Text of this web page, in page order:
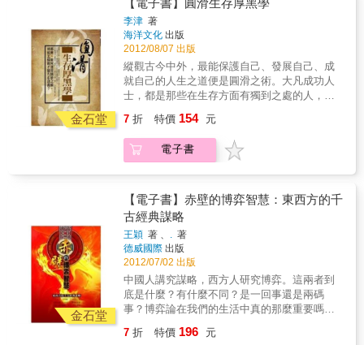
功，便必須學著靈活變通，圓滑一點，狡猾一
點，如果一味按著固有的思維和方式行事，不
講究變通，不講究方法和策略，雖然也能將事
情做好，但是所投入的時間與精力卻並非能與
最終的結果成正比。
用於日常生活的實踐中。本書不是教你詐，而
是透過歷史認知人性與社會的複雜，讓你學會
在社會中生存的博弈之道，使您能從書中高明
的破局智慧中，獲得生活和生命的指引，使自
己不至於陷入爾虞我詐社會中的騙術圈套。
金石堂
【電子書】圓滑生存厚黑學
李津 著
海洋文化 出版
2012/08/07 出版
縱觀古今中外，最能保護自己、發展自己、成
就自己的人生之道便是圓滑之術。大凡成功人
士，都是那些在生存方面有獨到之處的人，而
打敗對手要“滑”。那麼，如何運用圓滑之術，到
底怎樣做才能左右逢源？答案就在李津編寫的
《圓滑生存厚黑學》中。《圓滑生存厚黑學》
之“□”——巧舌如簧，贏得機會；圓滑之“裝”
——裝糊塗，離開風口浪尖；圓滑之“留”——把
握分寸，留得後路；圓滑之“避”——避開小人不
得罪；圓滑之“借”——麻雀傍樹，借勢而上；圓
滑之“爭”——兩面三刀，贏得競爭；圓滑之“拍”
——拍好馬屁，鋪好路；圓滑之“觀”——察言觀
色，站對位置；圓滑之“收”——收斂才能，不露
鋒芒；圓滑之“藏”——刀一定要藏到笑裡。本書
特色厚黑學的極致--圓滑做人的哲學告我訴我
們：只要掌握了一定的技巧和合適的方法，我
7 折 特價 154 元
電子書
金石堂
【電子書】赤壁的博弈智慧：東西方的千
古經典謀略
王穎 著 、 . 著
德威國際 出版
2012/07/02 出版
中國人講究謀略，西方人研究博弈。這兩者到
底是什麼？有什麼不同？是一回事還是兩碼
事？博弈論在我們的生活中真的那麼重要嗎？
競爭技巧。「草船借箭」、「借東風」、「華
7 折 特價 196 元